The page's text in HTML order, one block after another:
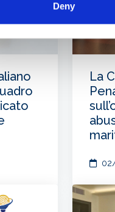
Deny
La